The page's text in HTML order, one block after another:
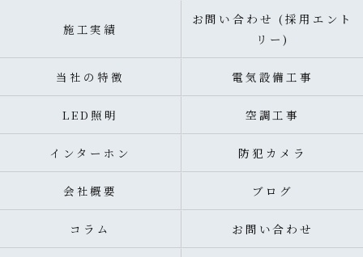
施工実績
お問い合わせ (採用エント
リー)
当社の特徴 電気設備工事
LED照明 空調工事
インターホン 防犯カメラ
会社概要 ブログ
コラム お問い合わせ